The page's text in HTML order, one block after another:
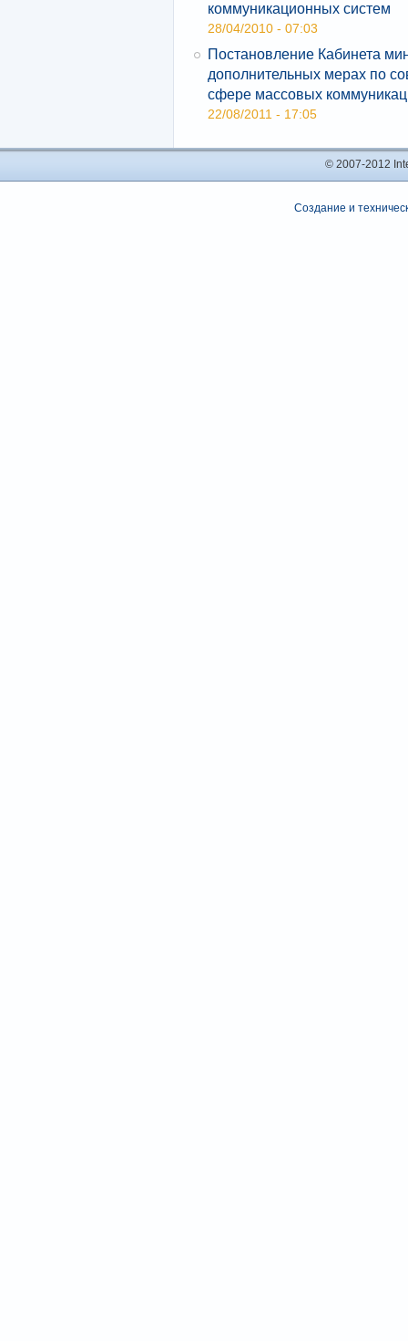
коммуникационных систем
28/04/2010 - 07:03
Постановление Кабинета
дополнительных мерах по
сфере массовых
22/08/2011 - 17:05
© 2007-2012
Создание и